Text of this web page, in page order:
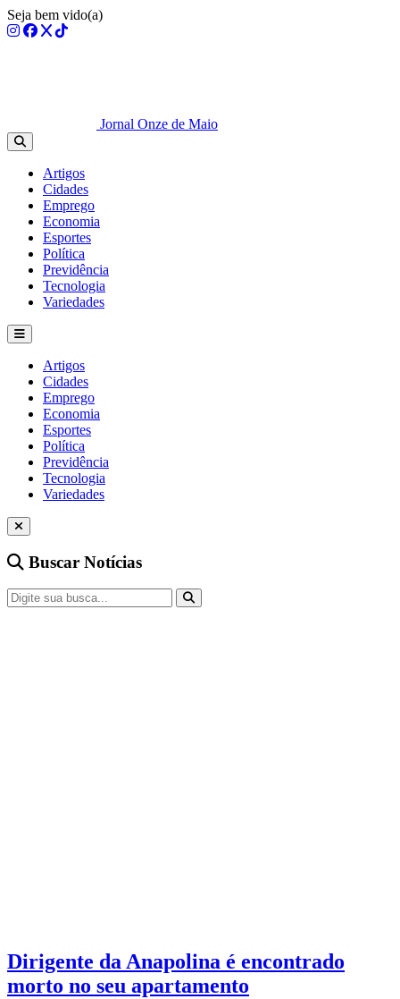
Seja bem vido(a)
Jornal Onze de Maio
Artigos
Cidades
Emprego
Economia
Esportes
Política
Previdência
Tecnologia
Variedades
Artigos
Cidades
Emprego
Economia
Esportes
Política
Previdência
Tecnologia
Variedades
Buscar Notícias
Dirigente da Anapolina é encontrado
morto no seu apartamento